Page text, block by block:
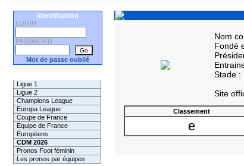
Identification
LOGIN
PASSWORD
Mot de passe oublié
Ligue 1
Ligue 2
Champions League
Europa League
Coupe de France
Equipe de France
Européens
CDM 2026
Pronos Foot féminin
Les pronos par équipes
Nom
Fondé
Stade :
Site
Classement
e